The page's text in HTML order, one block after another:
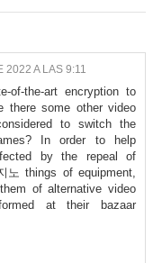
2022 A LAS 9:11
of-the-art encryption to
there some other video
to switch the
In order to help
by the repeal of
노 things of equipment,
of alternative video
at their bazaar